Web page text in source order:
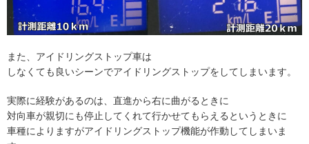
また、アイドリングストップ車は
しなくても良いシーンでアイドリングストップをしてしまいます。
実際に経験があるのは、直進から右に曲がるときに
対向車が親切にも停止してくれて行かせてもらえるというときに
車種によりますがアイドリングストップ機能が作動してしまいま